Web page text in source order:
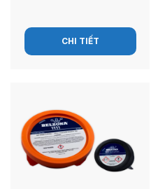
CHI TIẾT